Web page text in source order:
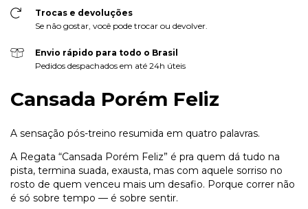
Trocas e devoluções
Se não gostar, você pode trocar ou devolver.
Envio rápido para todo o Brasil
Pedidos despachados em até 24h úteis
Cansada Porém Feliz
A sensação pós-treino resumida em quatro palavras.
A Regata “Cansada Porém Feliz” é pra quem dá tudo na
pista, termina suada, exausta, mas com aquele sorriso no
rosto de quem venceu mais um desafio. Porque correr não
é só sobre tempo — é sobre sentir.